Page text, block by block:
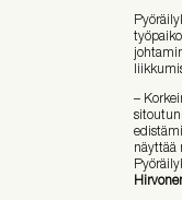
–
näyttää